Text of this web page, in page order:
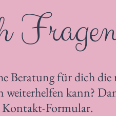
Beratung für dich die
weiterhelfen kann?
Kontakt-Formular.